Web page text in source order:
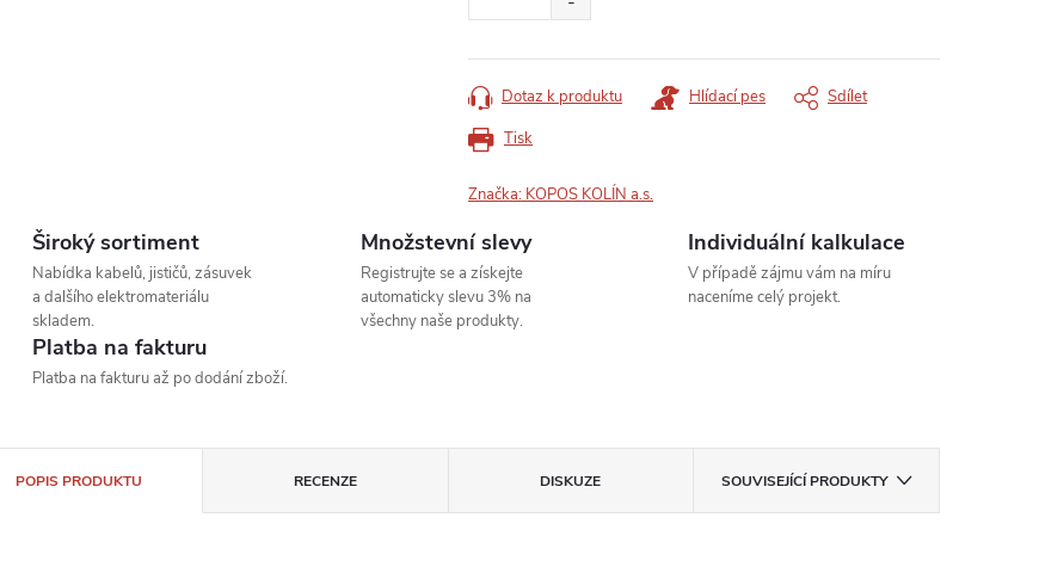
Tisk
Dotaz k produktu Hlídací pes Sdílet
Značka: KOPOS KOLÍN a.s.
Široký sortiment
Nabídka kabelů, jističů, zásuvek
a dalšího elektromateriálu
skladem.
Množstevní slevy
Registrujte se a získejte
automaticky slevu 3% na
všechny naše produkty.
Individuální kalkulace
V případě zájmu vám na míru
naceníme celý projekt.
Platba na fakturu
Platba na fakturu až po dodání zboží.
POPIS PRODUKTU RECENZE DISKUZE SOUVISEJÍCÍ PRODUKTY